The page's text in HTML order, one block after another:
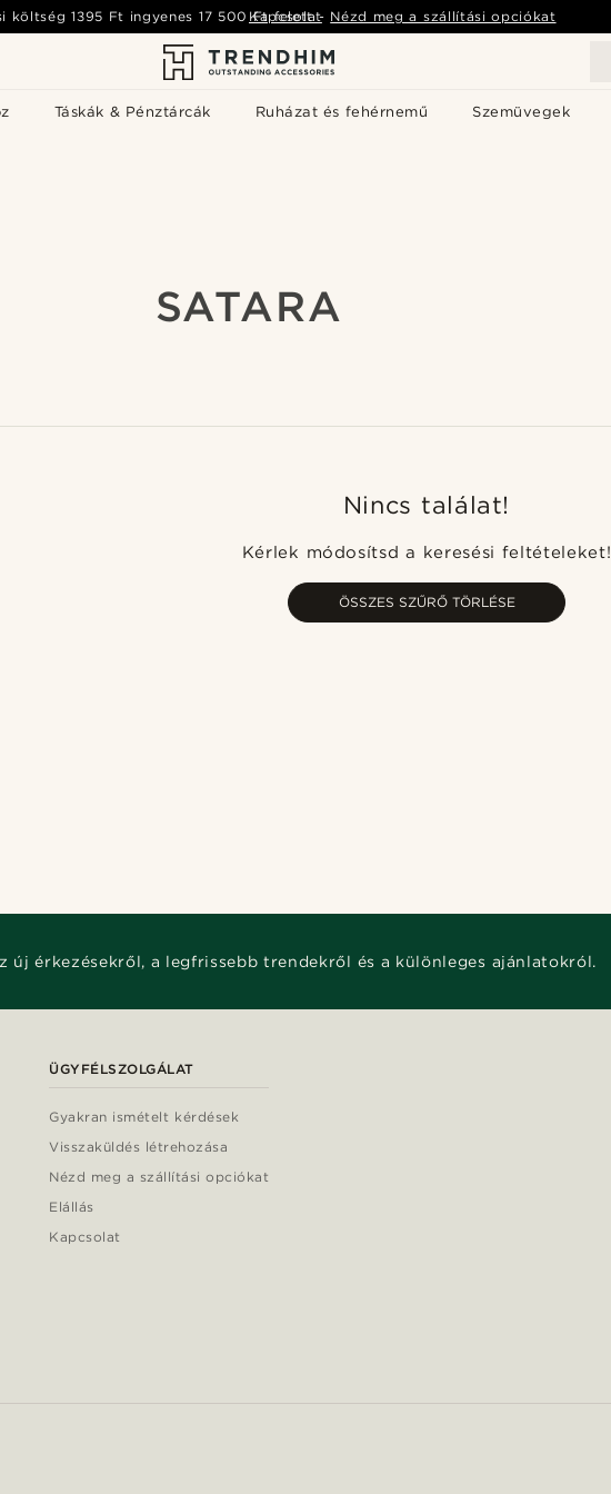
Táskák & Pénztárcák Ruházat és fehérnemű Szemüvegek
költség1395 Ft ingyenes 17 500 Ft felett- Nézd meg a szállítási opciókat
Kapcsolat
SATARA
Nincs találat!
Kérlek módosítsd a keresési feltételeket!
ÖSSZES SZŰRŐ TÖRLÉSE
új érkezésekről, a legfrissebb trendekről és a különleges ajánlatokról.
ÜGYFÉLSZOLGÁLAT
Gyakran ismételt kérdések
Visszaküldés létrehozása
Nézd meg a szállítási opciókat
Elállás
Kapcsolat